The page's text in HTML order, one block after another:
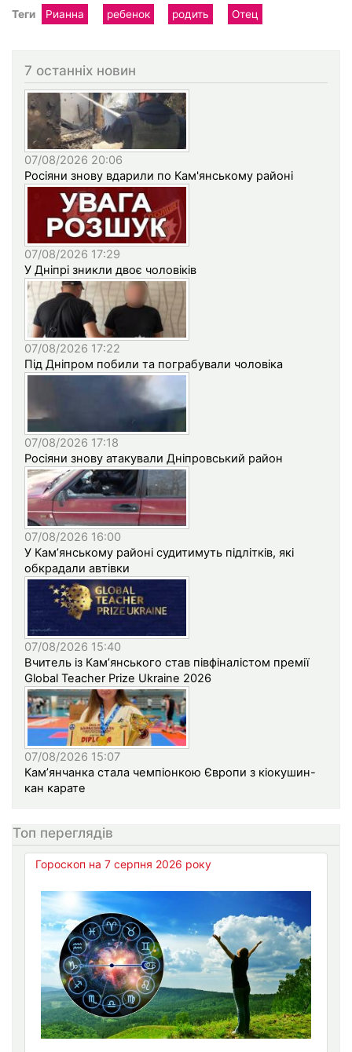
Теги Рианна ребенок родить Отец
7 останніх новин
07/08/2026 20:06
Росіяни знову вдарили по Кам'янському районі
07/08/2026 17:29
У Дніпрі зникли двоє чоловіків
07/08/2026 17:22
Під Дніпром побили та пограбували чоловіка
07/08/2026 17:18
Росіяни знову атакували Дніпровський район
07/08/2026 16:00
У Кам’янському районі судитимуть підлітків, які
обкрадали автівки
07/08/2026 15:40
Вчитель із Кам’янського став півфіналістом премії
Global Teacher Prize Ukraine 2026
07/08/2026 15:07
Кам’янчанка стала чемпіонкою Європи з кіокушин-
кан карате
Топ переглядів
Гороскоп на 7 серпня 2026 року